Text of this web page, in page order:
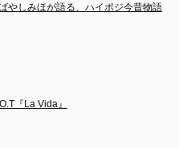
やしみほが語る、ハイポジ今昔物語
『La Vida』